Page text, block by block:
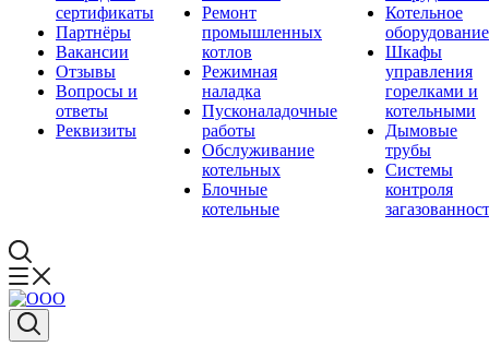
сертификаты
Партнёры
Вакансии
Отзывы
Вопросы и
ответы
Реквизиты
Ремонт
промышленных
котлов
Режимная
наладка
Пусконаладочные
работы
Обслуживание
котельных
Блочные
котельные
Котельное
оборудование
Шкафы
управления
горелками и
котельными
Дымовые
трубы
Системы
контроля